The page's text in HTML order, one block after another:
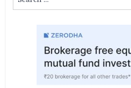
for: